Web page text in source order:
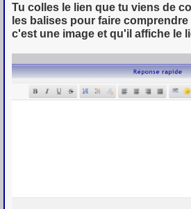
Tu colles le lien que tu viens de
les balises pour faire
c'est une image et qu'il affiche le